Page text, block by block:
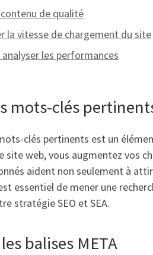
de qualité
la vitesse de chargement du site
les performances
mots-clés
clés pertinents est un
site web, vous augmentez vos
aident non seulement à
essentiel de mener une
stratégie SEO et SEA.
balises META